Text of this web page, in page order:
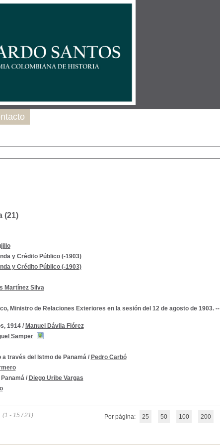
(21)
y Crédito Público (-1903)
y Crédito Público (-1903)
Martínez Silva
Ministro de Relaciones Exteriores en la sesión del 12 de agosto de 1903. --
1914/ Manuel Dávila Flórez
Samper
través del Istmo de Panamá/ Pedro Carbó
/ Diego Uribe Vargas
(1 - 15 / 21) Por página: 25 50 100 200